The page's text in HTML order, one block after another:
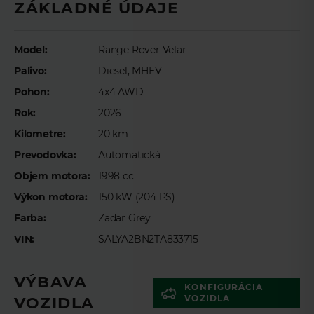
Meno*
Priezvisko
E-mail*
Telefón
ZÁKLADNÉ ÚDAJE
Model:
Range Rover Velar
Palivo:
Diesel, MHEV
Pohon:
4x4 AWD
Rok:
2026
Kilometre:
20 km
Prevodovka:
Automatická
Objem motora:
1998 cc
Výkon motora:
150 kW (204 PS)
Farba:
Zadar Grey
VIN:
SALYA2BN2TA833715
VÝBAVA
VOZIDLA
KONFIGURÁCIA
VOZIDLA